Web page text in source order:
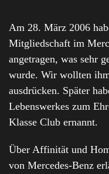
Am 28. März 2006
Mitgliedschaft im
angetragen, was sehr
wurde. Wir wollten
ausdrücken. Später
Lebenswerkes zum
Klasse Club ernannt.
Über Affinität und
von Mercedes-Benz